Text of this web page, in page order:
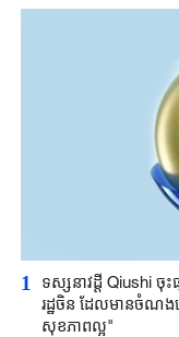
1
ទស្សនាវដ្តី Qiushi
រដ្ឋចិន ដែលមានចំណង
សុខភាពល្អ"